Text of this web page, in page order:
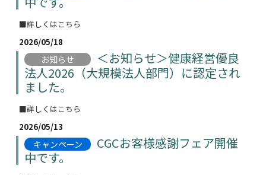
■詳しくはこちら
2026/05/18
お知らせ
＜お知らせ＞健康経営優良
法人2026（大規模法人部門）に認定され
ました。
■詳しくはこちら
2026/05/13
キャンペーン
CGCお客様感謝フェア開催
中です。